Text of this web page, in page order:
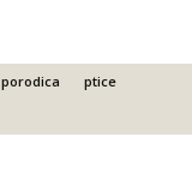
porodica
ptice